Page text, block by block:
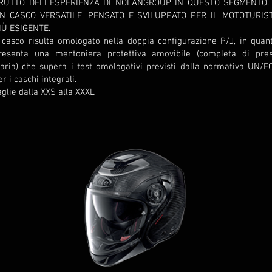
DELL'ESPERIENZA DI NOLANGROUP IN QUESTO
CASCO VERSATILE, PENSATO E SVILUPPATO PER IL
ESIGENTE.
risulta omologato nella doppia configurazione P/J, in
una mentoniera protettiva amovibile (completa di
che supera i test omologativi previsti dalla normativa UN/
i caschi integrali.
dalla XXS alla XXXL